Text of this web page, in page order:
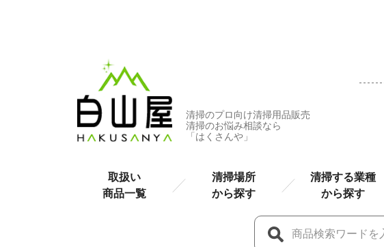
清掃のプロ向け清掃用品販売
清掃のお悩み相談なら
「はくさんや」
取扱い
商品一覧
清掃場所
から探す
清掃する業種
から探す